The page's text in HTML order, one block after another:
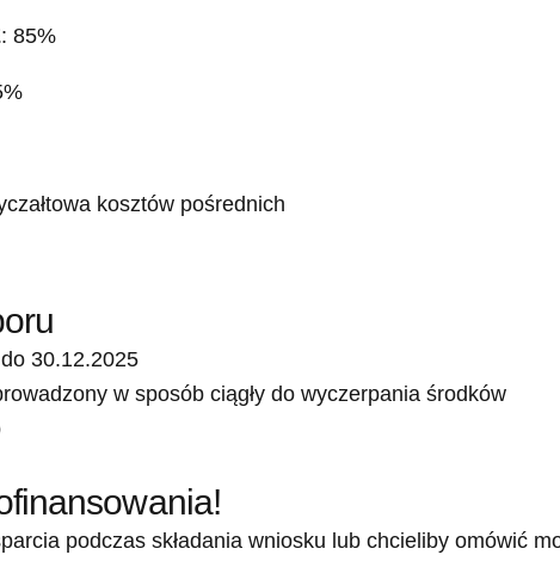
: 85%
kosztów pośrednich
30.12.2025
w sposób ciągły do wyczerpania środków
podczas składania wniosku lub chcieliby omówić